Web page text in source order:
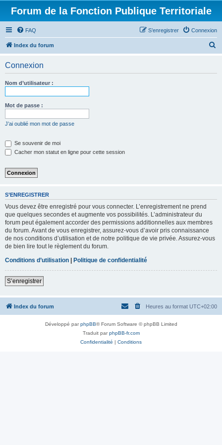
Forum de la Fonction Publique Territoriale
FAQ Connexion
S’enregistrer
Index du forum
Connexion
Nom d’utilisateur :
Mot de passe :
J’ai oublié mon mot de passe
Se souvenir de moi
Cacher mon statut en ligne pour cette session
S’ENREGISTRER
Vous devez être enregistré pour vous connecter. L’enregistrement ne prend
que quelques secondes et augmente vos possibilités. L’administrateur du
forum peut également accorder des permissions additionnelles aux membres
du forum. Avant de vous enregistrer, assurez-vous d’avoir pris connaissance
de nos conditions d’utilisation et de notre politique de vie privée. Assurez-vous
de bien lire tout le règlement du forum.
Conditions d’utilisation | Politique de confidentialité
S’enregistrer
Index du forum Heures au format UTC+02:00
Développé parphpBB® Forum Software © phpBB Limited
Traduit parphpBB-fr.com
Confidentialité | Conditions